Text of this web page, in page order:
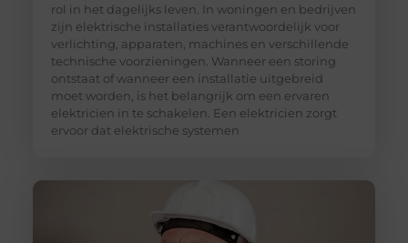
rol in het dagelijks leven. In woningen en bedrijven
zijn elektrische installaties verantwoordelijk voor
verlichting, apparaten, machines en verschillende
technische voorzieningen. Wanneer een storing
ontstaat of wanneer een installatie uitgebreid
moet worden, is het belangrijk om een ervaren
elektricien in te schakelen. Een elektricien zorgt
ervoor dat elektrische systemen